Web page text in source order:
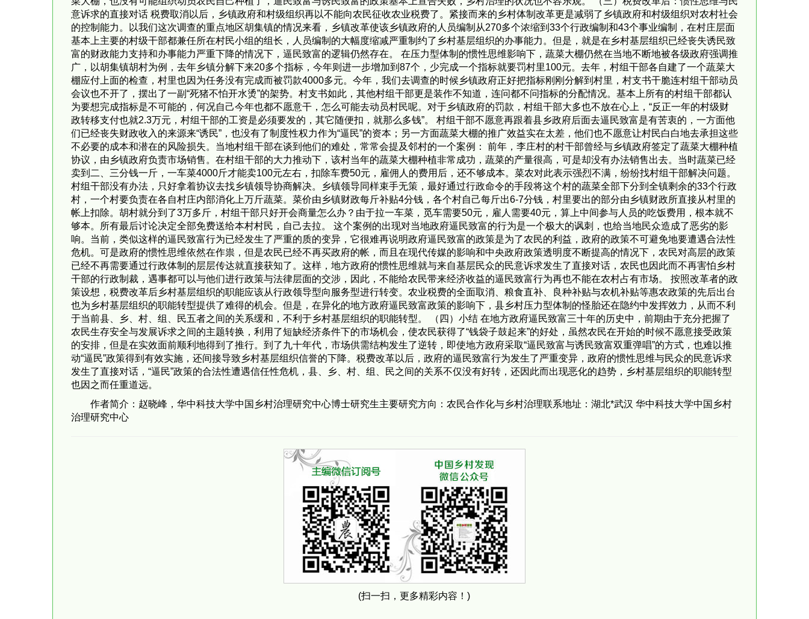
意诉求的直接对话 税费取消以后，乡镇政府和村级组织再以不能向农民征收农业税费了。紧接而来的乡村体制改革更是减弱了乡镇政府和村级组织对农村社会
的控制能力。以我们这次调查的重点地区胡集镇的情况来看，乡镇改革使该乡镇政府的人员编制从270多个浓缩到33个行政编制和43个事业编制，在村庄层面
基本上主要的村级干部都兼任所在村民小组的组长，人员编制的大幅度缩减严重制约了乡村基层组织的办事能力。但是，就是在乡村基层组织已经丧失诱民致
富的财政能力支持和办事能力严重下降的情况下，逼民致富的逻辑仍然存在。 在压力型体制的惯性思维影响下，蔬菜大棚仍然在当地不断地被各级政府强调推
广，以胡集镇胡村为例，去年乡镇分解下来20多个指标，今年则进一步增加到87个，少完成一个指标就要罚村里100元。去年，村组干部各自建了一个蔬菜大
棚应付上面的检查，村里也因为任务没有完成而被罚款4000多元。今年，我们去调查的时候乡镇政府正好把指标刚刚分解到村里，村支书干脆连村组干部动员
会议也不开了，摆出了一副“死猪不怕开水烫”的架势。村支书如此，其他村组干部更是装作不知道，连问都不问指标的分配情况。基本上所有的村组干部都认
为要想完成指标是不可能的，何况自己今年也都不愿意干，怎么可能去动员村民呢。对于乡镇政府的罚款，村组干部大多也不放在心上，“反正一年的村级财
政转移支付也就2.3万元，村组干部的工资是必须要发的，其它随便扣，就那么多钱”。 村组干部不愿意再跟着县乡政府后面去逼民致富是有苦衷的，一方面他
们已经丧失财政收入的来源来“诱民”，也没有了制度性权力作为“逼民”的资本；另一方面蔬菜大棚的推广效益实在太差，他们也不愿意让村民白白地去承担这些
不必要的成本和潜在的风险损失。当地村组干部在谈到他们的难处，常常会提及邻村的一个案例： 前年，李庄村的村干部曾经与乡镇政府签定了蔬菜大棚种植
协议，由乡镇政府负责市场销售。在村组干部的大力推动下，该村当年的蔬菜大棚种植非常成功，蔬菜的产量很高，可是却没有办法销售出去。当时蔬菜已经
卖到二、三分钱一斤，一车菜4000斤才能卖100元左右，扣除车费50元，雇佣人的费用后，还不够成本。菜农对此表示强烈不满，纷纷找村组干部解决问题。
村组干部没有办法，只好拿着协议去找乡镇领导协商解决。乡镇领导同样束手无策，最好通过行政命令的手段将这个村的蔬菜全部下分到全镇剩余的33个行政
村，一个村要负责在各自村庄内部消化上万斤蔬菜。菜价由乡镇财政每斤补贴4分钱，各个村自己每斤出6-7分钱，村里要出的部分由乡镇财政所直接从村里的
帐上扣除。胡村就分到了3万多斤，村组干部只好开会商量怎么办？由于拉一车菜，觅车需要50元，雇人需要40元，算上中间参与人员的吃饭费用，根本就不
够本。所有最后讨论决定全部免费送给本村村民，自己去拉。 这个案例的出现对当地政府逼民致富的行为是一个极大的讽刺，也给当地民众造成了恶劣的影
响。当前，类似这样的逼民致富行为已经发生了严重的质的变异，它很难再说明政府逼民致富的政策是为了农民的利益，政府的政策不可避免地要遭遇合法性
危机。可是政府的惯性思维依然在作祟，但是农民已经不再买政府的帐，而且在现代传媒的影响和中央政府政策透明度不断提高的情况下，农民对高层的政策
已经不再需要通过行政体制的层层传达就直接获知了。这样，地方政府的惯性思维就与来自基层民众的民意诉求发生了直接对话，农民也因此而不再害怕乡村
干部的行政制裁，遇事都可以与他们进行政策与法律层面的交涉，因此，不能给农民带来经济收益的逼民致富行为再也不能在农村占有市场。 按照改革者的政
策设想，税费改革后乡村基层组织的职能应该从行政领导型向服务型进行转变。农业税费的全面取消、粮食直补、良种补贴与农机补贴等惠农政策的先后出台
也为乡村基层组织的职能转型提供了难得的机会。但是，在异化的地方政府逼民致富政策的影响下，县乡村压力型体制的怪胎还在隐约中发挥效力，从而不利
于当前县、乡、村、组、民五者之间的关系缓和，不利于乡村基层组织的职能转型。 （四）小结 在地方政府逼民致富三十年的历史中，前期由于充分把握了
农民生存安全与发展诉求之间的主题转换，利用了短缺经济条件下的市场机会，使农民获得了“钱袋子鼓起来”的好处，虽然农民在开始的时候不愿意接受政策
的安排，但是在实效面前顺利地得到了推行。到了九十年代，市场供需结构发生了逆转，即使地方政府采取“逼民致富与诱民致富双重弹唱”的方式，也难以推
动“逼民”政策得到有效实施，还间接导致乡村基层组织信誉的下降。税费改革以后，政府的逼民致富行为发生了严重变异，政府的惯性思维与民众的民意诉求
发生了直接对话，“逼民”政策的合法性遭遇信任性危机，县、乡、村、组、民之间的关系不仅没有好转，还因此而出现恶化的趋势，乡村基层组织的职能转型
也因之而任重道远。
作者简介：赵晓峰，华中科技大学中国乡村治理研究中心博士研究生主要研究方向：农民合作化与乡村治理联系地址：湖北*武汉 华中科技大学中国乡村
治理研究中心
(扫一扫，更多精彩内容！)